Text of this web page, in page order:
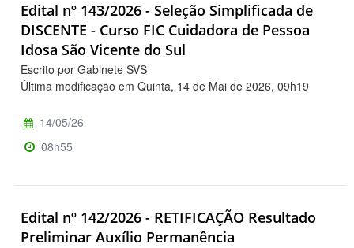
Edital nº 143/2026 - Seleção Simplificada de
DISCENTE - Curso FIC Cuidadora de Pessoa
Idosa São Vicente do Sul
Escrito por Gabinete SVS
Última modificação em Quinta, 14 de Mai de 2026, 09h19
14/05/26
08h55
Edital nº 142/2026 - RETIFICAÇÃO Resultado
Preliminar Auxílio Permanência